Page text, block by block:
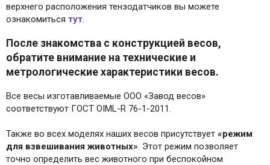
верхнего расположения тензодатчиков вы можете
ознакомиться тут.
После знакомства с конструкцией весов,
обратите внимание на технические и
метрологические характеристики весов.
Все весы изготавливаемые ООО «Завод весов»
соответствуют ГОСТ OIML-R 76-1-2011.
Также во всех моделях наших весов присутствует «режим
для взвешивания животных». Этот режим позволяет
точно определить вес животного при беспокойном